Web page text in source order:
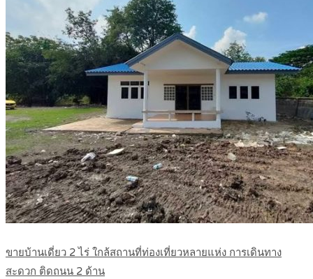
ขายบ้านเดี่ยว 2 ไร่ ใกล้สถานที่ท่องเที่ยวหลายแห่ง การเดินทาง
สะดวก ติดถนน 2 ด้าน